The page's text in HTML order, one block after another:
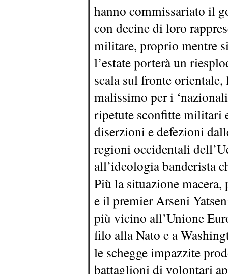
hanno commissariato il
con decine di loro
militare, proprio mentre
l’estate porterà un
scala sul fronte orientale,
malissimo per i
ripetute sconfitte militari
diserzioni e defezioni
regioni occidentali
all’ideologia banderista
Più la situazione
e il premier Arseni
più vicino all’Unione
filo alla Nato e a
le schegge impazzite
battaglioni di volontari